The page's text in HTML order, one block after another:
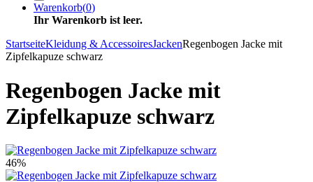
Warenkorb(0)
Ihr Warenkorb ist leer.
StartseiteKleidung & AccessoiresJackenRegenbogen Jacke mit
Zipfelkapuze schwarz
Regenbogen Jacke mit
Zipfelkapuze schwarz
46%